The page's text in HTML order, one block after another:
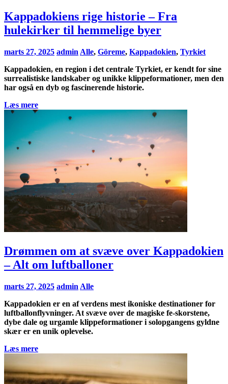
Kappadokiens rige historie – Fra
hulekirker til hemmelige byer
marts 27, 2025 admin Alle, Göreme, Kappadokien, Tyrkiet
Kappadokien, en region i det centrale Tyrkiet, er kendt for sine
surrealistiske landskaber og unikke klippeformationer, men den
har også en dyb og fascinerende historie.
Læs mere
Drømmen om at svæve over Kappadokien
– Alt om luftballoner
marts 27, 2025 admin Alle
Kappadokien er en af verdens mest ikoniske destinationer for
luftballonflyvninger. At svæve over de magiske fe-skorstene,
dybe dale og urgamle klippeformationer i solopgangens gyldne
skær er en unik oplevelse.
Læs mere